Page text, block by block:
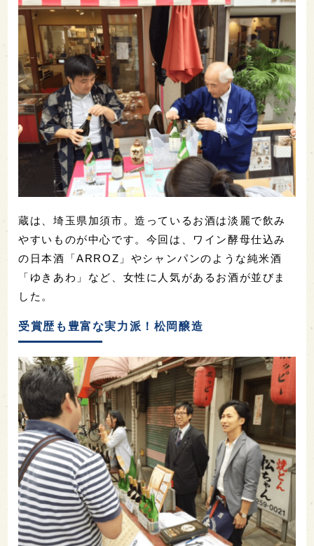
蔵は、埼玉県加須市。造っているお酒は淡麗で飲み
やすいものが中心です。今回は、ワイン酵母仕込み
の日本酒「ARROZ」やシャンパンのような純米酒
「ゆきあわ」など、女性に人気があるお酒が並びま
した。
受賞歴も豊富な実力派！松岡醸造